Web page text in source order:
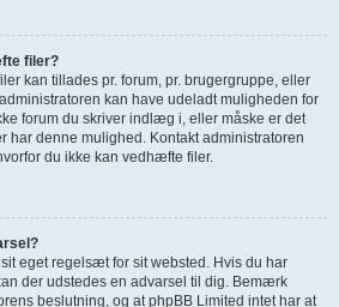
filer?
kan tillades pr. forum, pr. brugergruppe, eller
kan have udeladt muligheden for
forum du skriver indlæg i, eller måske er det
har denne mulighed. Kontakt administratoren
du ikke kan vedhæfte filer.
eget regelsæt for sit websted. Hvis du har
der udstedes en advarsel til dig. Bemærk
beslutning, og at phpBB Limited intet har at